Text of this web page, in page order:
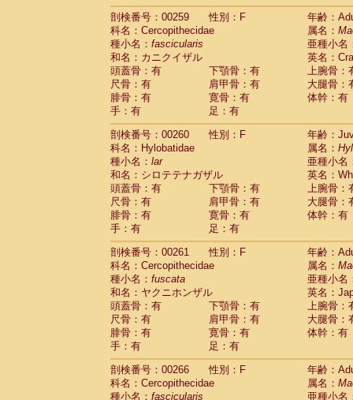
剖検番号：00259
性別：F
年齢：
科名：Cercopithecidae
属名：
種小名： fascicularis
亜種小名
和名：カニクイザル
英名：
頭蓋骨：有
下顎骨：有
上腕骨：
尺骨：有
肩甲骨：有
大腿骨：
腓骨：有
寛骨：有
体幹：有
手：有
足：有
剖検番号：00260
性別：F
年齢：
科名：Hylobatidae
属名：
種小名： lar
亜種小名
和名：シロテテナガザル
英名：
頭蓋骨：有
下顎骨：有
上腕骨：
尺骨：有
肩甲骨：有
大腿骨：
腓骨：有
寛骨：有
体幹：有
手：有
足：有
剖検番号：00261
性別：F
年齢：
科名：Cercopithecidae
属名：
種小名： fuscata
亜種小名
和名：ヤクニホンザル
英名：
頭蓋骨：有
下顎骨：有
上腕骨：
尺骨：有
肩甲骨：有
大腿骨：
腓骨：有
寛骨：有
体幹：有
手：有
足：有
剖検番号：00266
性別：F
年齢：
科名：Cercopithecidae
属名：
種小名： fascicularis 亜種小名